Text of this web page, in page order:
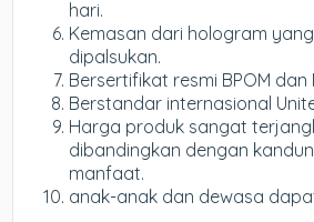
hari.
Kemasan dari hologram
dipalsukan.
Bersertifikat resmi BPOM dan
Berstandar internasional
Harga produk sangat
dibandingkan dengan
manfaat.
anak-anak dan dewasa